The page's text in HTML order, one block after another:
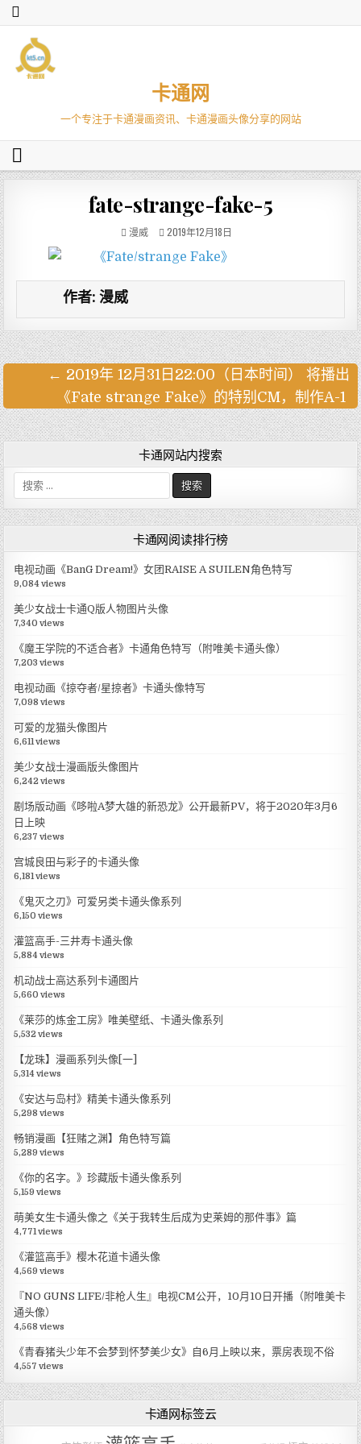
卡通网
一个专注于卡通漫画资讯、卡通漫画头像分享的网站
fate-strange-fake-5
漫威 2019年12月18日
作者: 漫威
章
导
← 2019年 12月31日22:00（日本时间） 将播出
《Fate strange Fake》的特别CM，制作A-1 ​​​​
卡通网站内搜索
搜
索
:
卡通网阅读排行榜
电视动画《BanG Dream!》女团RAISE A SUILEN角色特写
9,084 views
美少女战士卡通Q版人物图片头像
7,340 views
《魔王学院的不适合者》卡通角色特写（附唯美卡通头像）
7,203 views
电视动画《掠夺者/星掠者》卡通头像特写
7,098 views
可爱的龙猫头像图片
6,611 views
美少女战士漫画版头像图片
6,242 views
剧场版动画《哆啦A梦大雄的新恐龙》公开最新PV，将于2020年3月6
日上映
6,237 views
宫城良田与彩子的卡通头像
6,181 views
《鬼灭之刃》可爱另类卡通头像系列
6,150 views
灌篮高手-三井寿卡通头像
5,884 views
机动战士高达系列卡通图片
5,660 views
《莱莎的炼金工房》唯美壁纸、卡通头像系列
5,532 views
【龙珠】漫画系列头像[一]
5,314 views
《安达与岛村》精美卡通头像系列
5,298 views
畅销漫画【狂赌之渊】角色特写篇
5,289 views
《你的名字。》珍藏版卡通头像系列
5,159 views
萌美女生卡通头像之《关于我转生后成为史莱姆的那件事》篇
4,771 views
《灌篮高手》樱木花道卡通头像
4,569 views
『NO GUNS LIFE/非枪人生』电视CM公开，10月10日开播（附唯美卡
通头像）
4,568 views
《青春猪头少年不会梦到怀梦美少女》自6月上映以来，票房表现不俗
4,557 views
卡通网标签云